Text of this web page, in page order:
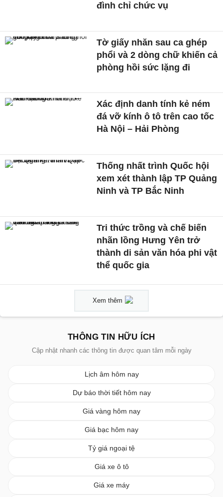
đình chỉ chức vụ
Tờ giấy nhăn sau ca ghép
phổi và 2 dòng chữ khiến cả
phòng hồi sức lặng đi
Xác định danh tính kẻ ném
đá vỡ kính ô tô trên cao tốc
Hà Nội – Hải Phòng
Thống nhất trình Quốc hội
xem xét thành lập TP Quảng
Ninh và TP Bắc Ninh
Tri thức trồng và chế biến
nhãn lồng Hưng Yên trở
thành di sản văn hóa phi vật
thể quốc gia
Xem thêm
THÔNG TIN HỮU ÍCH
Cập nhật nhanh các thông tin được quan tâm mỗi ngày
Lịch âm hôm nay
Dự báo thời tiết hôm nay
Giá vàng hôm nay
Giá bạc hôm nay
Tỷ giá ngoại tệ
Giá xe ô tô
Giá xe máy